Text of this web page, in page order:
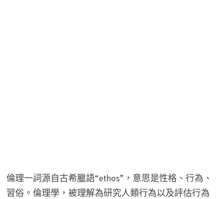
倫理一詞源自古希臘語“ethos”，意思是性格、行為、
習俗。倫理學，被理解為研究人類行為以及評估行為